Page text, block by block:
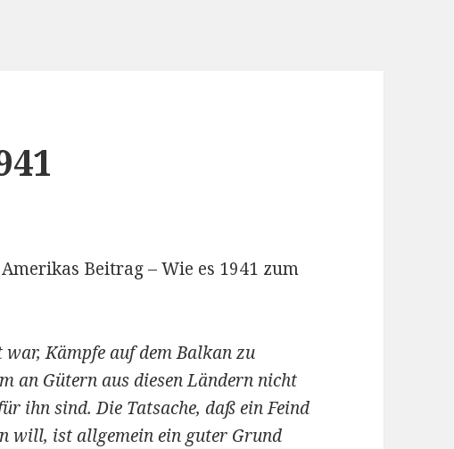
Beitrag – Wie es 1941 zum
Kämpfe auf dem Balkan zu
an Gütern aus diesen Ländern nicht
ihn sind. Die Tatsache, daß ein Feind
will, ist allgemein ein guter Grund